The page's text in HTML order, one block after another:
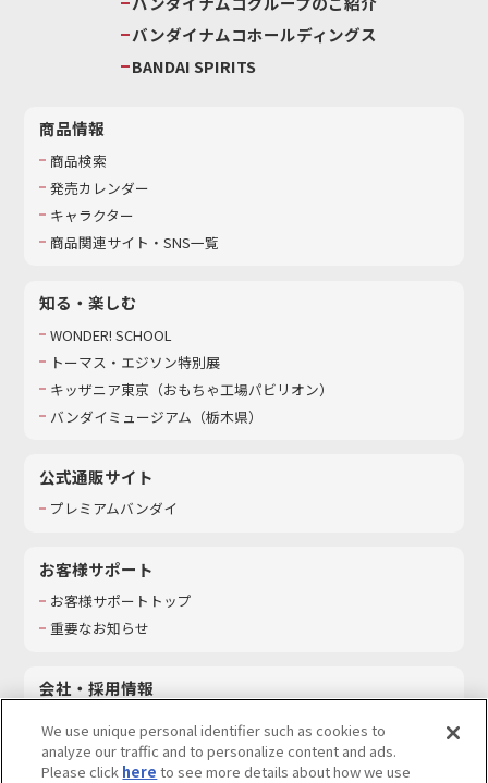
バンダイナムコホールディングス
BANDAI SPIRITS
商品情報
商品検索
発売カレンダー
キャラクター
商品関連サイト・SNS一覧
知る・楽しむ
WONDER! SCHOOL
トーマス・エジソン特別展
キッザニア東京（おもちゃ工場パビリオン）​
バンダイミュージアム（栃木県）
公式通販サイト
プレミアムバンダイ
お客様サポート
お客様サポートトップ
重要なお知らせ
会社・採用情報
採用情報
サステナビリティ
We use unique personal identifier such as cookies to
analyze our traffic and to personalize content and ads.
Please click here to see more details about how we use